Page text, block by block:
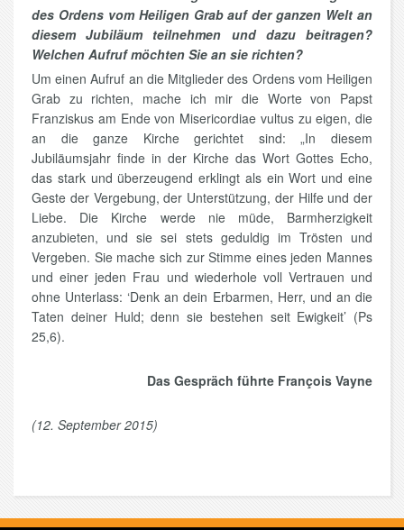
des Ordens vom Heiligen Grab auf der ganzen Welt an
diesem Jubiläum teilnehmen und dazu beitragen?
Welchen Aufruf möchten Sie an sie richten?
Um einen Aufruf an die Mitglieder des Ordens vom Heiligen
Grab zu richten, mache ich mir die Worte von Papst
Franziskus am Ende von Misericordiae vultus zu eigen, die
an die ganze Kirche gerichtet sind: „In diesem
Jubiläumsjahr finde in der Kirche das Wort Gottes Echo,
das stark und überzeugend erklingt als ein Wort und eine
Geste der Vergebung, der Unterstützung, der Hilfe und der
Liebe. Die Kirche werde nie müde, Barmherzigkeit
anzubieten, und sie sei stets geduldig im Trösten und
Vergeben. Sie mache sich zur Stimme eines jeden Mannes
und einer jeden Frau und wiederhole voll Vertrauen und
ohne Unterlass: ‘Denk an dein Erbarmen, Herr, und an die
Taten deiner Huld; denn sie bestehen seit Ewigkeit’ (Ps
25,6).
Das Gespräch führte François Vayne
(12. September 2015)